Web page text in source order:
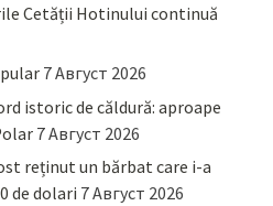
Cetății Hotinului continuă
7 Август 2026
istoric de căldură: aproape
7 Август 2026
reținut un bărbat care i-a
de dolari 7 Август 2026